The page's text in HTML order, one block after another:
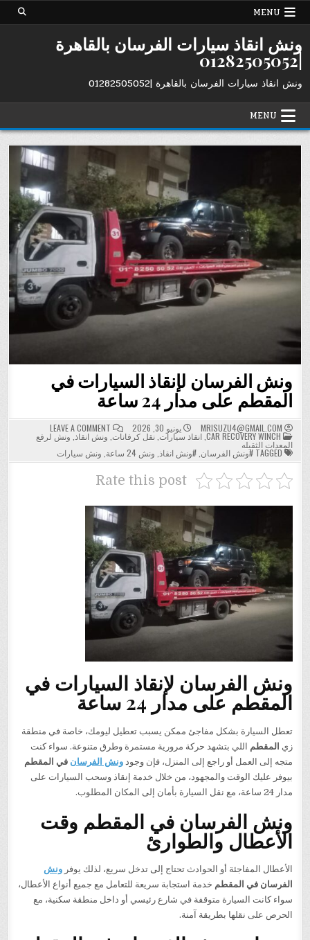
Skip
MENU
ونش انقاذ سيارات الفرسان بالقاهرة
|01282505052
ونش انقاذ سيارات الفرسان بالقاهرة |01282505052
MENU
ونش الفرسان لإنقاذ السيارات في
المقطم على مدار 24 ساعة
MRISUZU4@GMAIL.COM يونيو 30, 2026 LEAVE A COMMENT
ON
ونش
الفرسان
السيارات
POSTED
IN
CAR RECOVERY WINCH
,انقاذ سيارات ,نقل كرفانات ونش انقاذ ونش لرفع
المعدات الثقيله
#ونش الفرسان ,#ونش انقاذ ونش 24 ساعة ونش سيارات
Rate this post
ونش الفرسان لإنقاذ السيارات في
المقطم على مدار 24 ساعة
تعطل السيارة بشكل مفاجئ ممكن يسبب تعطيل ليومك، خاصة في منطقة
زي المقطم اللي بتشهد حركة مرورية مستمرة وطرق متنوعة. سواء كنت
متجه إلى العمل أو راجع إلى المنزل، فإن وجودونش الفرسان في المقطم
بيوفر عليك الوقت والمجهود، من خلال خدمة إنقاذ وسحب السيارات على
مدار 24 ساعة، مع نقل السيارة بأمان إلى المكان المطلوب.
ونش الفرسان في المقطم وقت
الأعطال والطوارئ
الأعطال المفاجئة أو الحوادث تحتاج إلى تدخل سريع، لذلك يوفرونش
الفرسان في المقطم خدمة استجابة سريعة للتعامل مع جميع أنواع الأعطال،
سواء كانت السيارة متوقفة في شارع رئيسي أو داخل منطقة سكنية، مع
الحرص على نقلها بطريقة آمنة.